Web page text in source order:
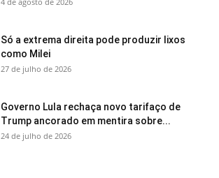
Só a extrema direita pode produzir lixos
como Milei
27 de julho de 2026
Governo Lula rechaça novo tarifaço de
Trump ancorado em mentira sobre...
24 de julho de 2026